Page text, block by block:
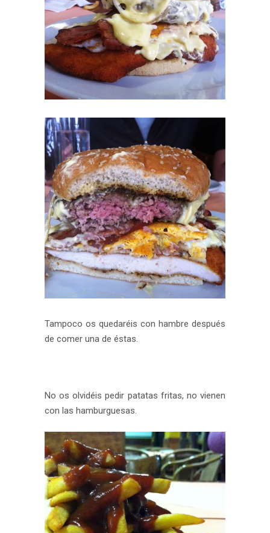
Tampoco os quedaréis con hambre después
de comer una de éstas.
No os olvidéis pedir patatas fritas, no vienen
con las hamburguesas.